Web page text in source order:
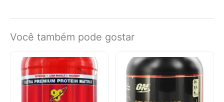
Você também pode gostar